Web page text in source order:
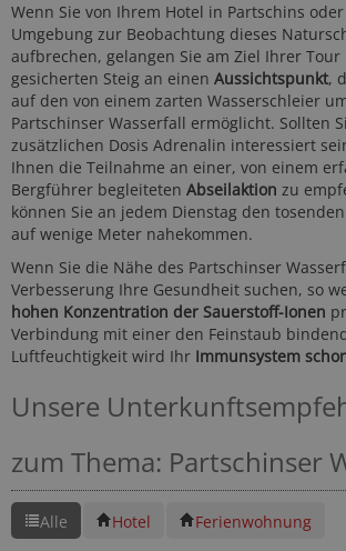
Wenn Sie von Ihrem Hotel in Partschins
Umgebung zur Beobachtung dieses
aufbrechen, gelangen Sie am Ziel Ihrer
gesicherten Steig an einen Aussichtspunkt,
auf den von einem zarten Wasserschleier
Partschinser Wasserfall ermöglicht. Sollten
zusätzlichen Dosis Adrenalin interessiert
Ihnen die Teilnahme an einer, von einem
Bergführer begleiteten Abseilaktion zu
können Sie an jedem Dienstag den
auf wenige Meter nahekommen.
Wenn Sie die Nähe des Partschinser
Verbesserung Ihre Gesundheit suchen, so
hohen Konzentration der Sauerstoff-Ionen
Verbindung mit einer den Feinstaub
Luftfeuchtigkeit wird Ihr Immunsystem
Unsere
zum Thema: Partschinser
Alle Hotel Ferienwohnung